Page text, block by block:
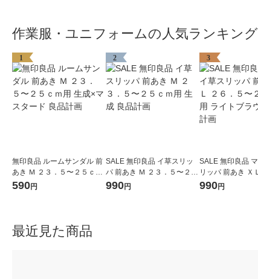
作業服・ユニフォームの人気ランキング
1
無印良品 ルームサンダル 前
あき Ｍ ２３．５〜２５ｃｍ
用 生成×マスタード 良品計
590円
2
SALE 無印良品 イ草スリッ
パ 前あき Ｍ ２３．５〜２５
ｃｍ用 生成 良品計画
990円
3
SALE 無印良品
リッパ 前あき Ｘ
５〜２８ｃｍ用
990円
最近見た商品